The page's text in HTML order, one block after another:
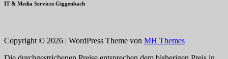
IT & Media Services Giggenbach
Copyright © 2026 | WordPress Theme von MH Themes